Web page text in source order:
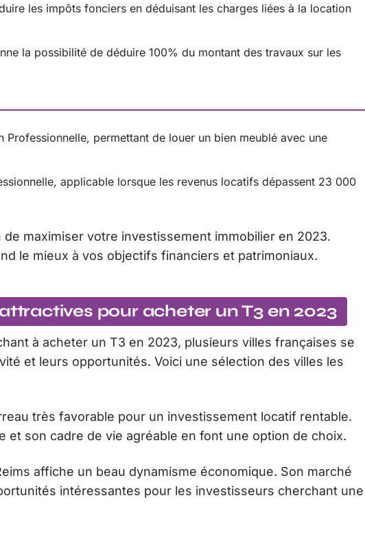
les impôts fonciers en déduisant les charges liées à la location
la possibilité de déduire 100% du montant des travaux sur les
Professionnelle, permettant de louer un bien meublé avec une
applicable lorsque les revenus locatifs dépassent 23 000
maximiser votre investissement immobilier en 2023.
le mieux à vos objectifs financiers et patrimoniaux.
pour acheter un T3 en 2023
à acheter un T3 en 2023, plusieurs villes françaises se
et leurs opportunités. Voici une sélection des villes les
très favorable pour un investissement locatif rentable.
et son cadre de vie agréable en font une option de choix.
affiche un beau dynamisme économique. Son marché
intéressantes pour les investisseurs cherchant une